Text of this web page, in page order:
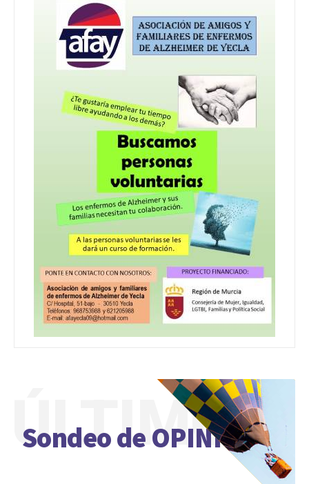
Sondeo de OPINIÓN
ÚLTIMO